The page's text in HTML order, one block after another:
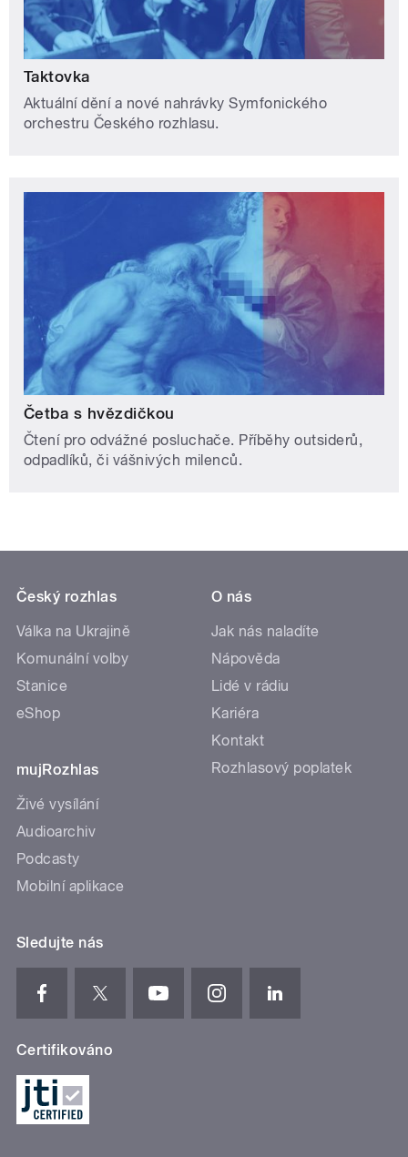
Taktovka
Aktuální dění a nové nahrávky Symfonického
orchestru Českého rozhlasu.
Četba s hvězdičkou
Čtení pro odvážné posluchače. Příběhy outsiderů,
odpadlíků, či vášnivých milenců.
Český rozhlas
Válka na Ukrajině
Komunální volby
Stanice
eShop
mujRozhlas
Živé vysílání
Audioarchiv
Podcasty
Mobilní aplikace
O nás
Jak nás naladíte
Nápověda
Lidé v rádiu
Kariéra
Kontakt
Rozhlasový poplatek
Sledujte nás
Certifikováno